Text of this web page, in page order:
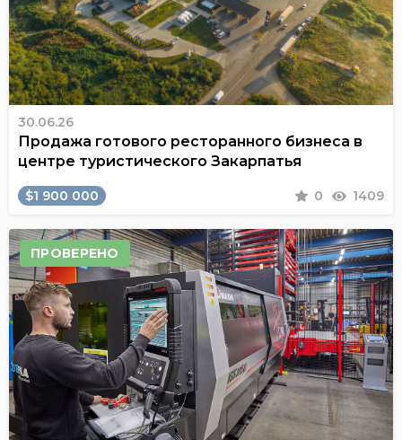
30.06.26
Продажа готового ресторанного бизнеса в
центре туристического Закарпатья
$1 900 000 0 1409
ПРОВЕРЕНО